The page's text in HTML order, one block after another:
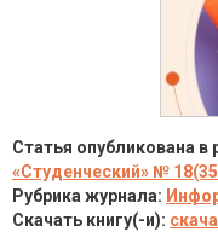
Статья опубликована в
«Студенческий» №
Рубрика журнала:
Скачать книгу(-и):